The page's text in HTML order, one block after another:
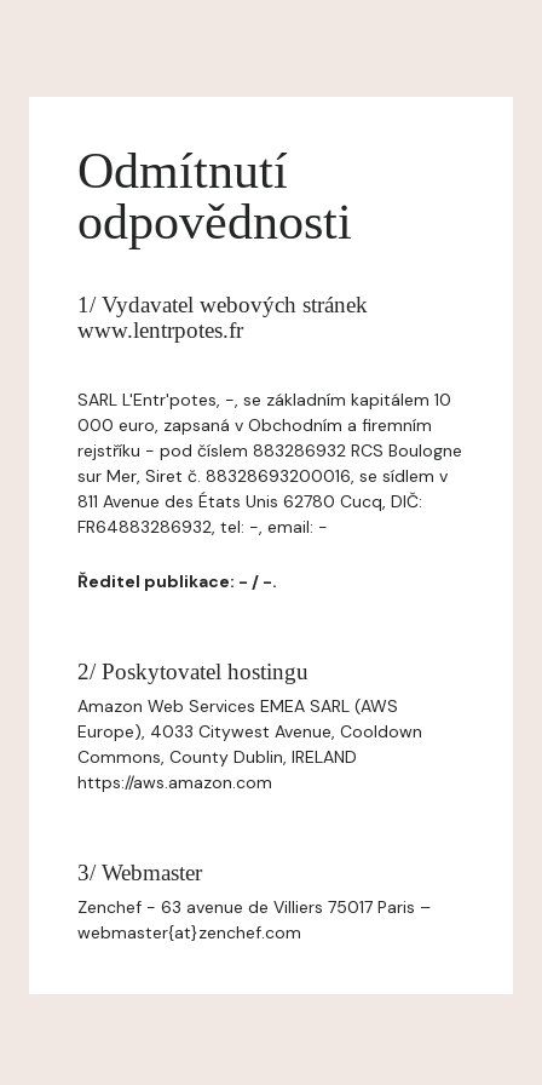
Odmítnutí
odpovědnosti
1/ Vydavatel webových stránek
www.lentrpotes.fr
SARL L'Entr'potes, -, se základním kapitálem 10
000 euro, zapsaná v Obchodním a firemním
rejstříku - pod číslem 883286932 RCS Boulogne
sur Mer, Siret č. 88328693200016, se sídlem v
811 Avenue des États Unis 62780 Cucq, DIČ:
FR64883286932, tel: -, email: -
Ředitel publikace: - / -.
2/ Poskytovatel hostingu
Amazon Web Services EMEA SARL (AWS
Europe), 4033 Citywest Avenue, Cooldown
Commons, County Dublin, IRELAND
https://aws.amazon.com
3/ Webmaster
Zenchef - 63 avenue de Villiers 75017 Paris –
webmaster{at}zenchef.com